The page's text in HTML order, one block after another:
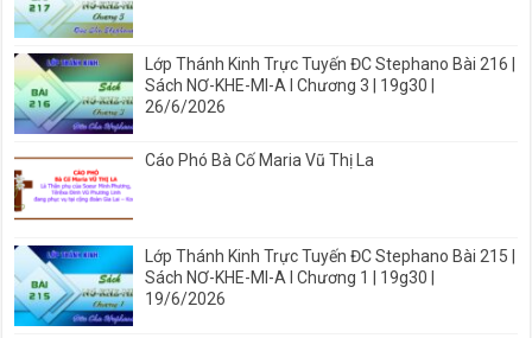
Lớp Thánh Kinh Trực Tuyến ĐC Stephano Bài 216 |
Sách NƠ-KHE-MI-A I Chương 3 | 19g30 |
26/6/2026
Cáo Phó Bà Cố Maria Vũ Thị La
Lớp Thánh Kinh Trực Tuyến ĐC Stephano Bài 215 |
Sách NƠ-KHE-MI-A I Chương 1 | 19g30 |
19/6/2026